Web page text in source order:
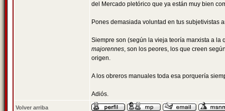
del Mercado pletórico que ya están muy bien
Pones demasiada voluntad en tus subjetivistas
Siempre son (según la vieja teoría marxista a la
majorennes, son los peores, los que creen
origen.
A los obreros manuales toda esa porquería
Adiós.
Volver arriba